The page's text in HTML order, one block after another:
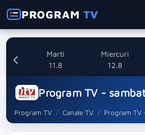
PROGRAMTV
Marti
11.8
Miercuri
12.8
Program TV -
Program TV Canale TV Program TV